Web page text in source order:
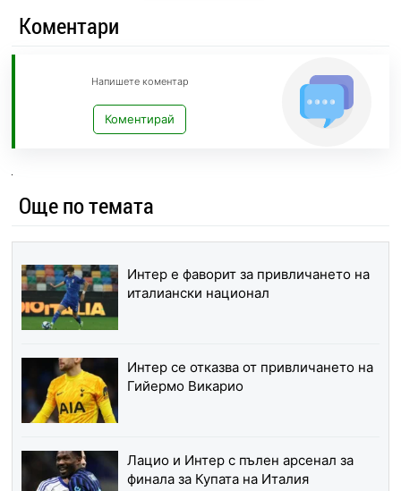
Коментари
Напишете коментар
Коментирай
Още по темата
Интер е фаворит за привличането на
италиански национал
Интер се отказва от привличането на
Гийермо Викарио
Лацио и Интер с пълен арсенал за
финала за Купата на Италия